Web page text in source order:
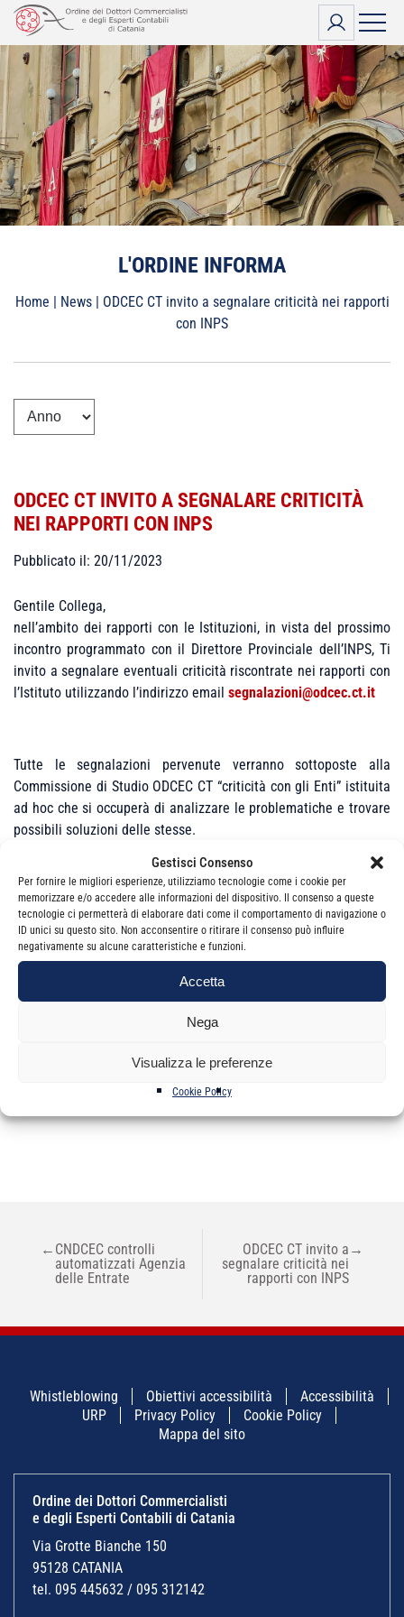
Gestisci Consenso
Per fornire le migliori esperienze, utilizziamo tecnologie come i cookie per
memorizzare e/o accedere alle informazioni del dispositivo. Il consenso a queste
tecnologie ci permetterà di elaborare dati come il comportamento di navigazione o
ID unici su questo sito. Non acconsentire o ritirare il consenso può influire
negativamente su alcune caratteristiche e funzioni.
Accetta
Nega
Visualizza le preferenze
Cookie Policy
Vai
contenuto
L'ORDINE INFORMA
Home | News| ODCEC CT invito a segnalare criticità nei rapporti
con INPS
ODCEC CT INVITO A SEGNALARE CRITICITÀ
NEI RAPPORTI CON INPS
Pubblicato il: 20/11/2023
Gentile Collega,
nell’ambito dei rapporti con le Istituzioni, in vista del prossimo
incontro programmato con il Direttore Provinciale dell’INPS, Ti
invito a segnalare eventuali criticità riscontrate nei rapporti con
l’Istituto utilizzando l’indirizzo email segnalazioni@odcec.ct.it
Tutte le segnalazioni pervenute verranno sottoposte alla
Commissione di Studio ODCEC CT “criticità con gli Enti” istituita
ad hoc che si occuperà di analizzare le problematiche e trovare
possibili soluzioni delle stesse.
Tutte le segnalazioni dovranno pervenire
Cordiali saluti.
Il Presidente
Salvatore Virgillito
NAVIGAZIONE
ARTICOLI
← CNDCEC controlli
automatizzati Agenzia
delle Entrate
ODCEC CT invito a
segnalare criticità nei
rapporti con INPS
→
Whistleblowing Obiettivi accessibilità
Accessibilità
URP
Privacy Policy
Cookie Policy
Mappa del sito
Ordine dei Dottori Commercialisti
e degli Esperti Contabili di Catania
Via Grotte Bianche 150
95128 CATANIA
tel. 095 445632 / 095 312142